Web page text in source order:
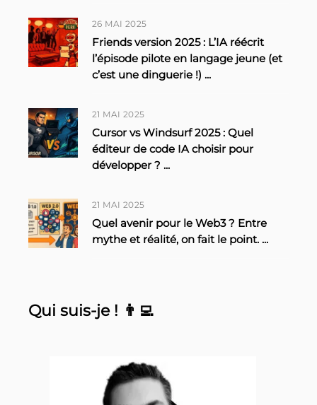
26 MAI 2025
Friends version 2025 : L’IA réécrit
l’épisode pilote en langage jeune (et
c’est une dinguerie !) ...
21 MAI 2025
Cursor vs Windsurf 2025 : Quel
éditeur de code IA choisir pour
développer ? ...
21 MAI 2025
Quel avenir pour le Web3 ? Entre
mythe et réalité, on fait le point. ...
Qui suis-je ! 👨‍💻